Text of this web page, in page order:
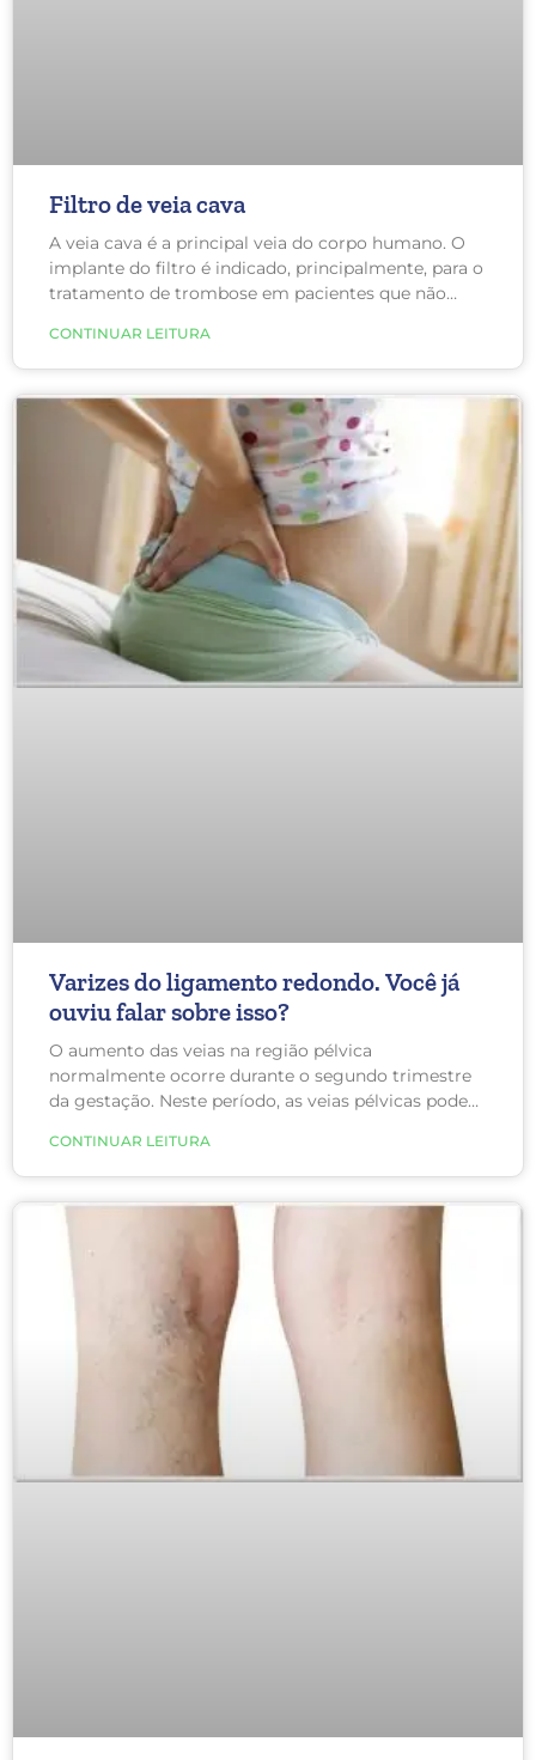
Filtro de veia cava
A veia cava é a principal veia do corpo humano. O
implante do filtro é indicado, principalmente, para o
tratamento de trombose em pacientes que não
risco de sangramento.
CONTINUAR LEITURA
Varizes do ligamento redondo. Você já
ouviu falar sobre isso?
O aumento das veias na região pélvica
normalmente ocorre durante o segundo trimestre
da gestação. Neste período, as veias pélvicas podem
uma hérnia.
CONTINUAR LEITURA